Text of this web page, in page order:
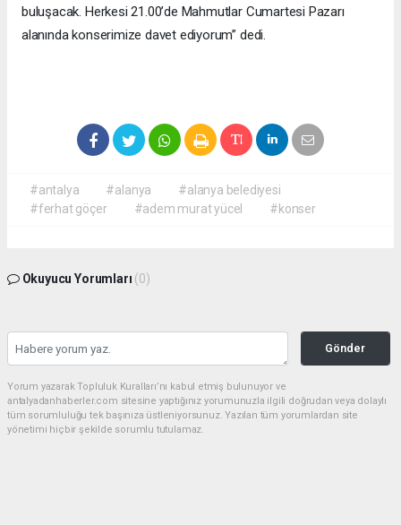
buluşacak. Herkesi 21.00’de Mahmutlar Cumartesi Pazarı
alanında konserimize davet ediyorum” dedi.
#antalya #alanya
#alanya belediyesi
#ferhat göçer
#adem murat yücel #konser
Okuyucu Yorumları (0)
Gönder
Yorum yazarak Topluluk Kuralları’nı kabul etmiş bulunuyor ve
antalyadanhaberler.com sitesine yaptığınız yorumunuzla ilgili doğrudan veya dolaylı
tüm sorumluluğu tek başınıza üstleniyorsunuz. Yazılan tüm yorumlardan site
yönetimi hiçbir şekilde sorumlu tutulamaz.